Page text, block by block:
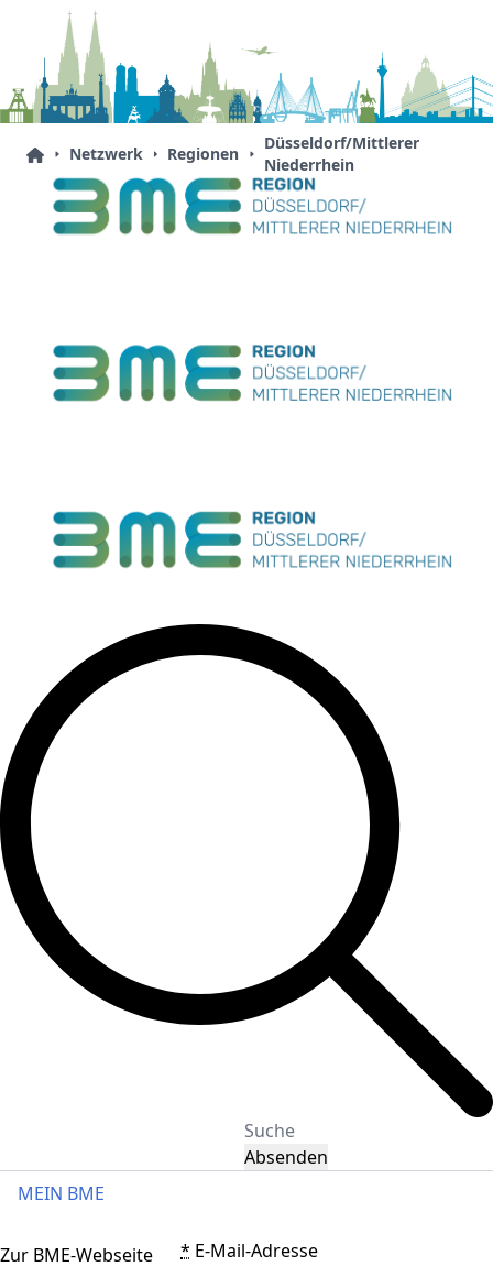
Netzwerk Regionen
Düsseldorf/Mittlerer
Niederrhein
Absenden
MEIN BME
* E-Mail-Adresse
Toggle navigation
Zur BME-Webseite